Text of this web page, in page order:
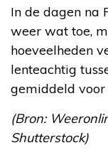
In de dagen na
weer wat toe,
hoeveelheden
lenteachtig
gemiddeld
(Bron:
Shutterstock)